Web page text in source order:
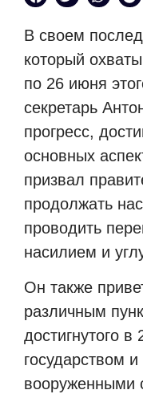
В своем
который
по 26 июня
секретарь
прогресс,
основных
призвал
продолжать
проводить
насилием и
Он также
различным
достигнутого
государством